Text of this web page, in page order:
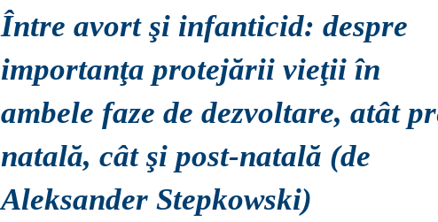
Între avort şi infanticid: despre
importanţa protejării vieţii în
ambele faze de dezvoltare, atât
natală, cât şi post-natală (de
Aleksander Stepkowski)